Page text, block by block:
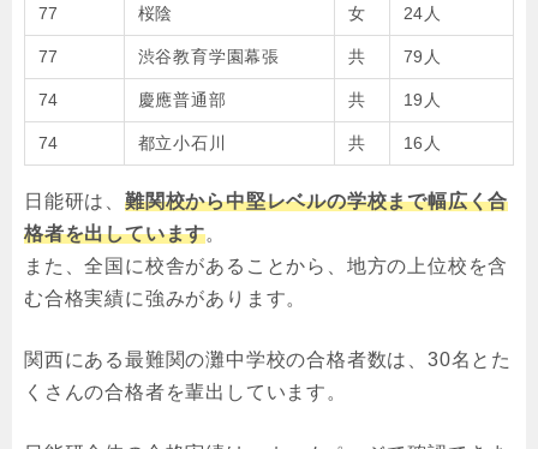
77 桜陰 女 24人
77 渋谷教育学園幕張 共 79人
74 慶應普通部 共 19人
74 都立小石川 共 16人
日能研は、 難関校から中堅レベルの学校まで幅広く合
格者を出しています。
また、全国に校舎があることから、地方の上位校を含
む合格実績に強みがあります。
関西にある最難関の灘中学校の合格者数は、30名とた
くさんの合格者を輩出しています。